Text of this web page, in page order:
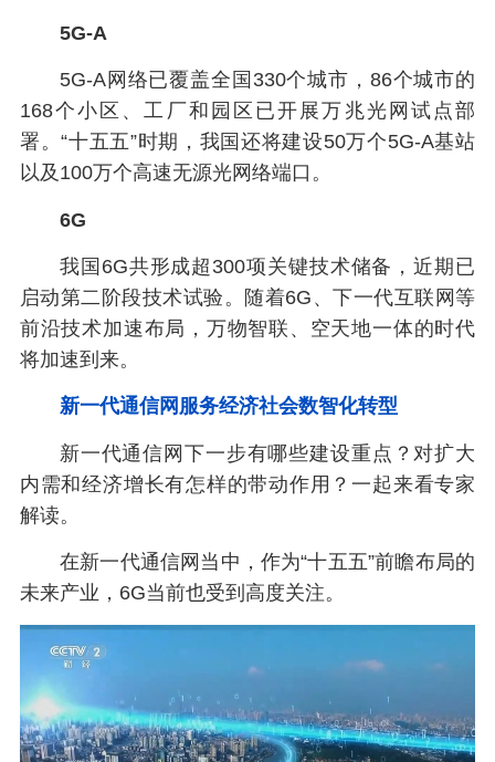
5G-A
5G-A网络已覆盖全国330个城市，86个城市的
168个小区、工厂和园区已开展万兆光网试点部
署。“十五五”时期，我国还将建设50万个5G-A基站
以及100万个高速无源光网络端口。
6G
我国6G共形成超300项关键技术储备，近期已
启动第二阶段技术试验。随着6G、下一代互联网等
前沿技术加速布局，万物智联、空天地一体的时代
将加速到来。
新一代通信网服务经济社会数智化转型
新一代通信网下一步有哪些建设重点？对扩大
内需和经济增长有怎样的带动作用？一起来看专家
解读。
在新一代通信网当中，作为“十五五”前瞻布局的
未来产业，6G当前也受到高度关注。